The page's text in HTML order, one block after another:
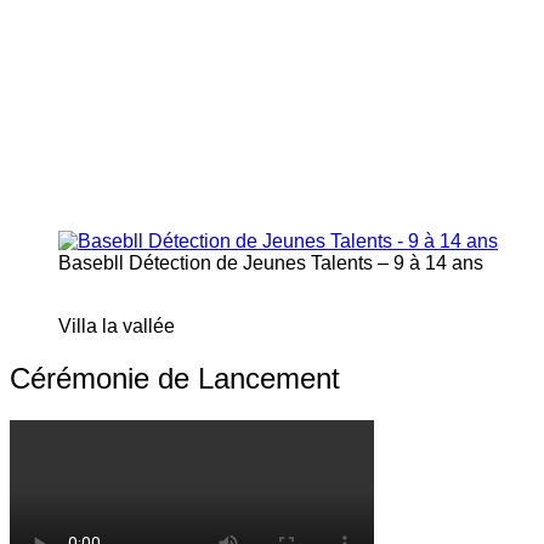
Basebll Détection de Jeunes Talents – 9 à 14 ans
Villa la vallée
Cérémonie de Lancement